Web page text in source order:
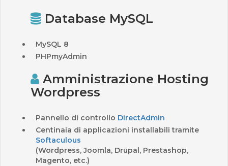
Database MySQL
MySQL 8
PHPmyAdmin
Amministrazione Hosting
Wordpress
Pannello di controllo DirectAdmin
Centinaia di applicazioni installabili tramite
Softaculous
(Wordpress, Joomla, Drupal, Prestashop,
Magento, etc.)